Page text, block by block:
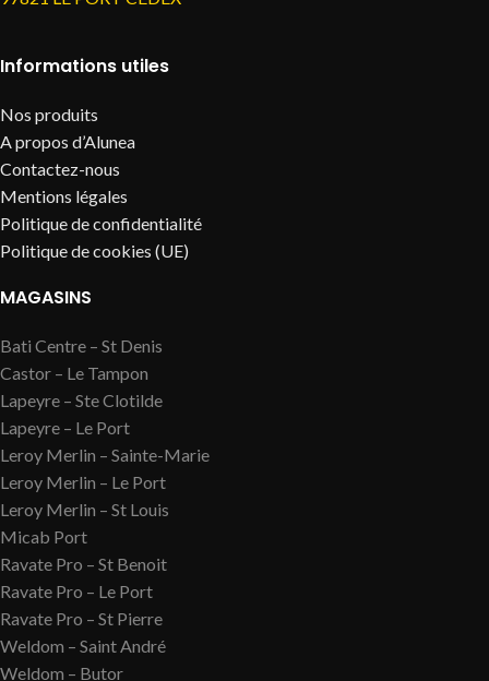
Informations utiles
Nos produits
A propos d’Alunea
Contactez-nous
Mentions légales
Politique de confidentialité
Politique de cookies (UE)
MAGASINS
Bati Centre – St Denis
Castor – Le Tampon
Lapeyre – Ste Clotilde
Lapeyre – Le Port
Leroy Merlin – Sainte-Marie
Leroy Merlin – Le Port
Leroy Merlin – St Louis
Micab Port
Ravate Pro – St Benoit
Ravate Pro – Le Port
Ravate Pro – St Pierre
Weldom – Saint André
Weldom – Butor